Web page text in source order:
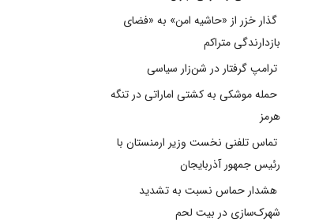
گذار خزر از «حاشیه امن» به «فضای
بازدارندگی متراکم
ترامپ گرفتار در شن‌زار سیاسی
حمله موشکی به کشتی اماراتی در تنگه
هرمز
تماس تلفنی نخست وزیر ارمنستان با
رئیس جمهور آذربایجان
هشدار حماس نسبت به تشدید
شهرک‌سازی در بیت‌ لحم